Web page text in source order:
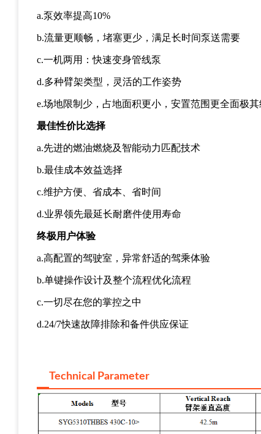
a.泵效率提高10%
b.流量更顺畅，堵塞更少，满足长时间泵送需要
c.一机两用：快速变身管线泵
d.多种臂架类型，灵活的工作姿势
e.场地限制少，占地面积更小，安置范围更全面极
最佳性价比选择
a.先进的燃油燃烧及智能动力匹配技术
b.最佳成本效益选择
c.维护方便、省成本、省时间
d.业界领先最延长耐磨件使用寿命
终极用户体验
a.高配置的驾驶室，异常舒适的驾乘体验
b.单键操作设计及整个流程优化流程
c.一切尽在您的掌控之中
d.24/7快速故障排除和备件供应保证
Technical Parameter